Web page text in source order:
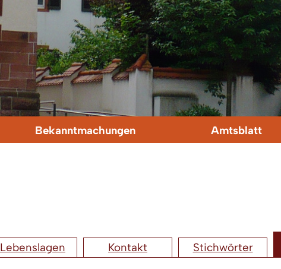
Bekanntmachungen Amtsblatt
Lebenslagen Kontakt Stichwörter